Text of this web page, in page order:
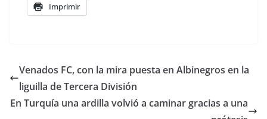
Imprimir
Venados FC, con la mira puesta en Albinegros en la
liguilla de Tercera División
En Turquía una ardilla volvió a caminar gracias a una